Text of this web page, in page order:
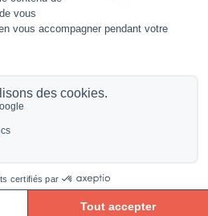
709 00020. R.C.S. Montpellier.